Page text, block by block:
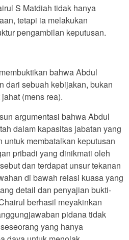
S Matdiah tidak hanya
tetapi ia melakukan
pengambilan keputusan.
bahwa Abdul
dari sebuah kebijakan, bukan
(mens rea).
argumentasi bahwa Abdul
dalam kapasitas jabatan yang
membatalkan keputusan
pribadi yang dinikmati oleh
dan terdapat unsur tekanan
di bawah relasi kuasa yang
detail dan penyajian bukti-
berhasil meyakinkan
pidana tidak
yang hanya